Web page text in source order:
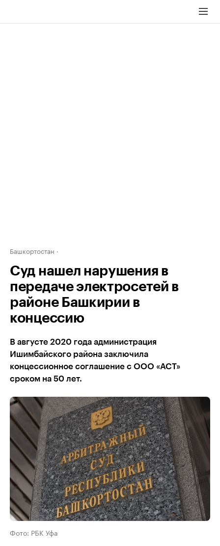
Башкортостан
Суд нашел нарушения в
передаче электросетей в
районе Башкирии в
концессию
В августе 2020 года администрация
Ишимбайского района заключила
концессионное соглашение с ООО «АСТ»
сроком на 50 лет.
Фото: РБК Уфа